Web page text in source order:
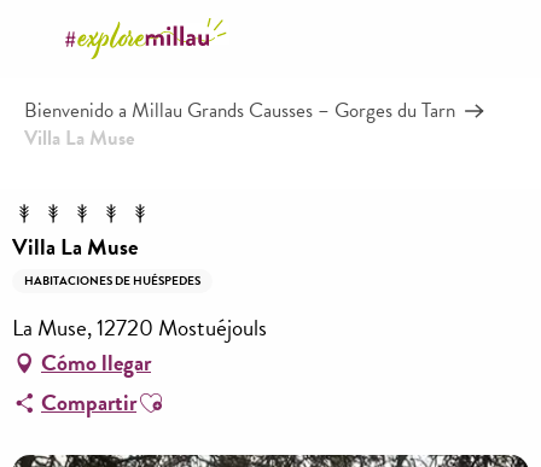
principal
Bienvenido a Millau Grands Causses – Gorges du Tarn
Villa La Muse
Villa La Muse
HABITACIONES DE HUÉSPEDES
La Muse, 12720 Mostuéjouls
Cómo llegar
CompartirAjouter aux favoris